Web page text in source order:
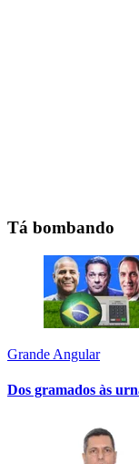
Tá bombando
Grande Angular
Dos gramados às